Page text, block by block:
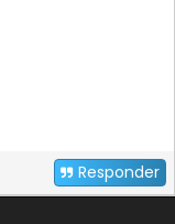
Responder